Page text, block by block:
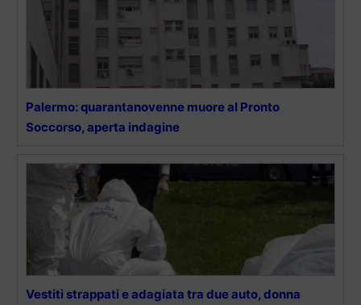
Palermo: quarantanovenne muore al Pronto
Soccorso, aperta indagine
Vestiti strappati e adagiata tra due auto, donna